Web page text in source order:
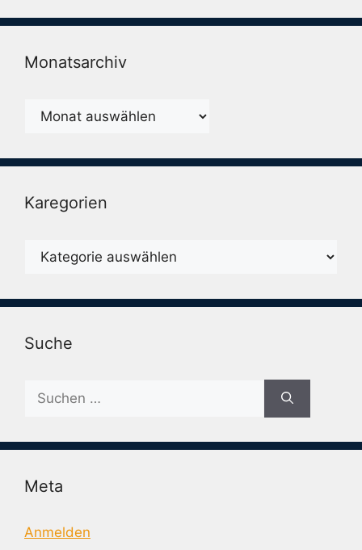
Monatsarchiv
Monatsarchiv
Karegorien
Karegorien
Suche
nach:
Meta
Anmelden